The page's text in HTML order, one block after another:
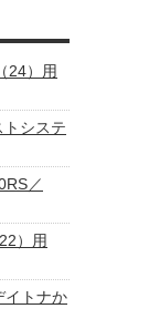
24）用
システ
／
）用
イトナか